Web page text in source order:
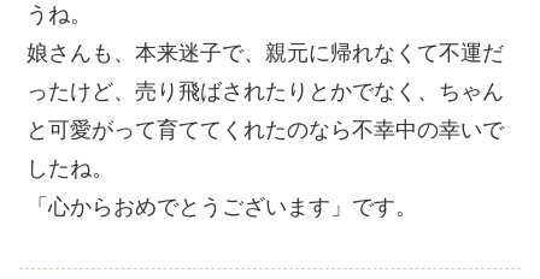
うね。
娘さんも、本来迷子で、親元に帰れなくて不運だ
ったけど、売り飛ばされたりとかでなく、ちゃん
と可愛がって育ててくれたのなら不幸中の幸いで
したね。
「心からおめでとうございます」です。